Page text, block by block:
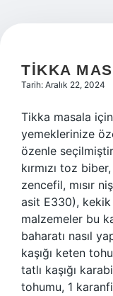
TIKKA
Tarih: Aralık 22, 2024
Tikka masala
yemeklerinize
özenle
kırmızı toz
zencefil, mısır
asit E330),
malzemeler bu
baharatı nasıl
kaşığı keten
tatlı kaşığı
tohumu, 1